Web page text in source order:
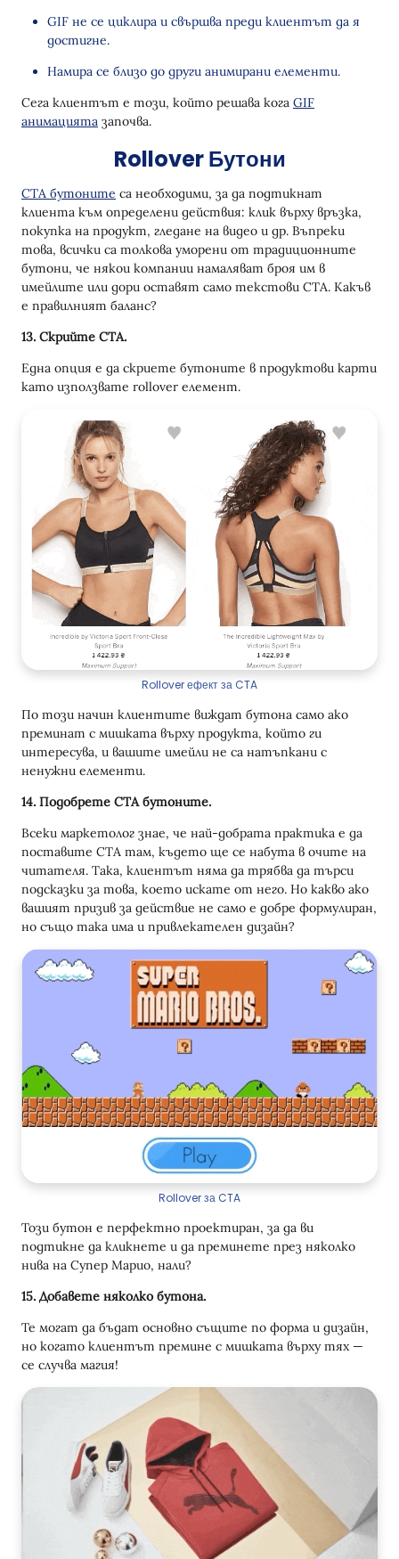
GIF не се циклира и свършва преди клиентът да я
достигне.
Намира се близо до други анимирани елементи.
Сега клиентът е този, който решава кога GIF
анимацията започва.
Rollover Бутони
CTA бутоните са необходими, за да подтикнат
клиента към определени действия: клик върху връзка,
покупка на продукт, гледане на видео и др. Въпреки
това, всички са толкова уморени от традиционните
бутони, че някои компании намаляват броя им в
имейлите или дори оставят само текстови CTA. Какъв
е правилният баланс?
13. Скрийте CTA.
Една опция е да скриете бутоните в продуктови карти
като използвате rollover елемент.
Rollover ефект за CTA
По този начин клиентите виждат бутона само ако
преминат с мишката върху продукта, който ги
интересува, и вашите имейли не са натъпкани с
ненужни елементи.
14. Подобрете CTA бутоните.
Всеки маркетолог знае, че най-добрата практика е да
поставите CTA там, където ще се набута в очите на
читателя. Така, клиентът няма да трябва да търси
подсказки за това, което искате от него. Но какво ако
вашият призив за действие не само е добре формулиран,
но също така има и привлекателен дизайн?
Rollover за CTA
Този бутон е перфектно проектиран, за да ви
подтикне да кликнете и да преминете през няколко
нива на Супер Марио, нали?
15. Добавете няколко бутона.
Те могат да бъдат основно същите по форма и дизайн,
но когато клиентът премине с мишката върху тях —
се случва магия!